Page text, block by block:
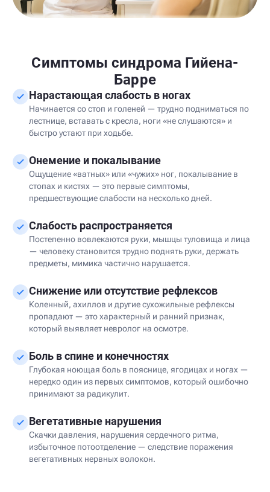
Симптомы синдрома Гийена-
Барре
Нарастающая слабость в ногах
Начинается со стоп и голеней — трудно подниматься по
лестнице, вставать с кресла, ноги «не слушаются» и
быстро устают при ходьбе.
Онемение и покалывание
Ощущение «ватных» или «чужих» ног, покалывание в
стопах и кистях — это первые симптомы,
предшествующие слабости на несколько дней.
Слабость распространяется
Постепенно вовлекаются руки, мышцы туловища и лица
— человеку становится трудно поднять руки, держать
предметы, мимика частично нарушается.
Снижение или отсутствие рефлексов
Коленный, ахиллов и другие сухожильные рефлексы
пропадают — это характерный и ранний признак,
который выявляет невролог на осмотре.
Боль в спине и конечностях
Глубокая ноющая боль в пояснице, ягодицах и ногах —
нередко один из первых симптомов, который ошибочно
принимают за радикулит.
Вегетативные нарушения
Скачки давления, нарушения сердечного ритма,
избыточное потоотделение — следствие поражения
вегетативных нервных волокон.